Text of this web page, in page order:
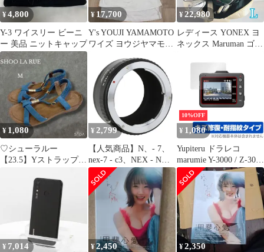
¥4,800
Y-3 ワイスリー ビーニ
ー 美品 ニットキャップ
¥ 17,700
Y's YOUJI YAMAMOTO
ワイズ ヨウジヤマモト
¥22,980
レディース YONEX ヨ
ネックス Maruman ゴル
心者 入門 右利き パタ
ー付 安価 85Y-73
¥ 1,080
♡シューラルー
【23.5】Yストラップサ
¥ 2,799
【人気商品】N、- 7、
nex-7 - c3、NEX - N、
NEX 5 - NEX、NEX
NEXなど、α f3、a6300
Sony・EマウントNEX
カメラα CYマウントレ
ンズに適用 C/Y a6000、
a5000、a3500、a3000、
nex-vg1
10%OFF
¥ 1,080
Yupiteru ドラレコ
marumie Y-3000 / Z-300
保護 フィルム OverLay
Magic for ユピテル マル
ミエ Y-3000 Z-300 キズ
修復 耐指紋 防指紋
¥ 7,014 ¥2,450 ¥2,350